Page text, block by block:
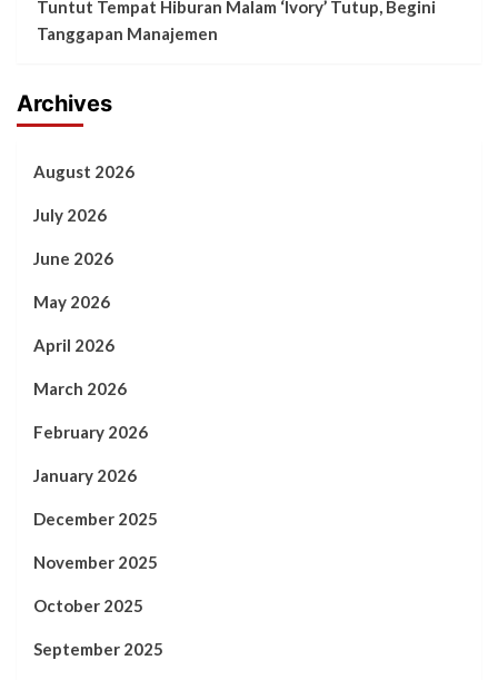
Tuntut Tempat Hiburan Malam ‘Ivory’ Tutup, Begini
Tanggapan Manajemen
Archives
August 2026
July 2026
June 2026
May 2026
April 2026
March 2026
February 2026
January 2026
December 2025
November 2025
October 2025
September 2025